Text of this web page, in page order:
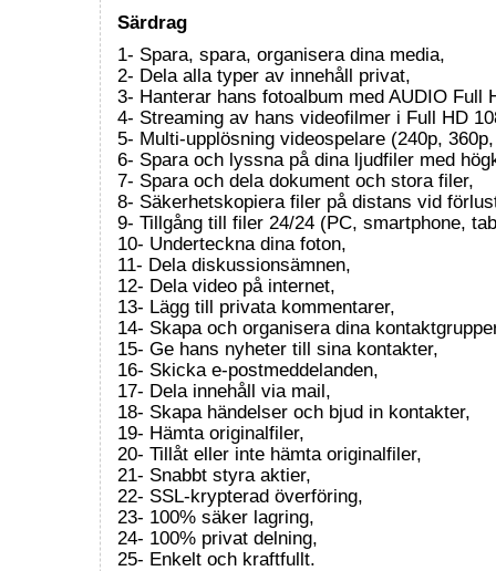
Särdrag
1- Spara, spara, organisera dina media,
2- Dela alla typer av innehåll privat,
3- Hanterar hans fotoalbum med AUDIO Full
4- Streaming av hans videofilmer i Full HD
5- Multi-upplösning videospelare (240p,
6- Spara och lyssna på dina ljudfiler med
7- Spara och dela dokument och stora filer,
8- Säkerhetskopiera filer på distans vid
9- Tillgång till filer 24/24 (PC, smartphone,
10- Underteckna dina foton,
11- Dela diskussionsämnen,
12- Dela video på internet,
13- Lägg till privata kommentarer,
14- Skapa och organisera dina
15- Ge hans nyheter till sina kontakter,
16- Skicka e-postmeddelanden,
17- Dela innehåll via mail,
18- Skapa händelser och bjud in kontakter,
19- Hämta originalfiler,
20- Tillåt eller inte hämta originalfiler,
21- Snabbt styra aktier,
22- SSL-krypterad överföring,
23- 100% säker lagring,
24- 100% privat delning,
25- Enkelt och kraftfullt.